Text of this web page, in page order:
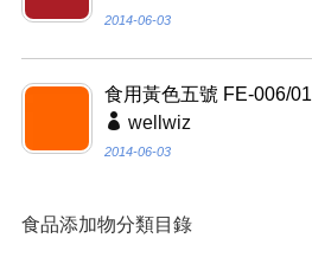
2014-06-03
食用黃色五號 FE-006/01
wellwiz
2014-06-03
食品添加物分類目錄